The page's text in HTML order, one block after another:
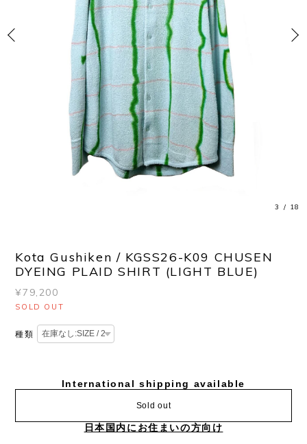
3 / 18
Kota Gushiken / KGSS26-K09 CHUSEN
DYEING PLAID SHIRT (LIGHT BLUE)
¥79,200
SOLD OUT
種類
International shipping available
Sold out
日本国内にお住まいの方向け